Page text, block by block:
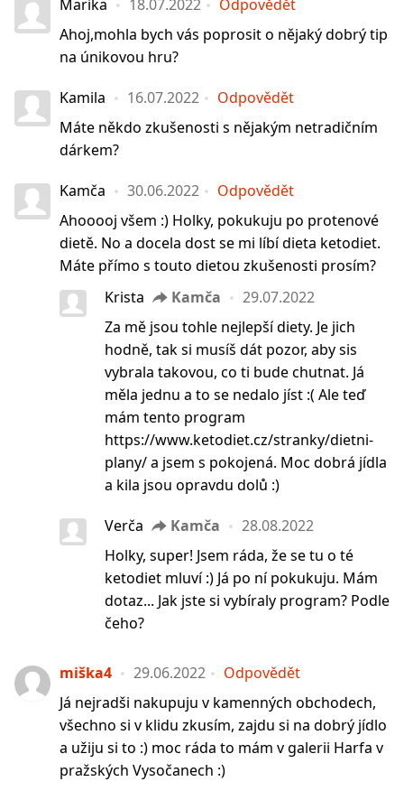
Marika 18.07.2022
Odpovědět
Ahoj,mohla bych vás poprosit o nějaký dobrý tip
na únikovou hru?
Kamila 16.07.2022
Odpovědět
Máte někdo zkušenosti s nějakým netradičním
dárkem?
Kamča 30.06.2022
Odpovědět
Ahooooj všem :) Holky, pokukuju po protenové
dietě. No a docela dost se mi líbí dieta ketodiet.
Máte přímo s touto dietou zkušenosti prosím?
Krista
Kamča
29.07.2022
Za mě jsou tohle nejlepší diety. Je jich
hodně, tak si musíš dát pozor, aby sis
vybrala takovou, co ti bude chutnat. Já
měla jednu a to se nedalo jíst :( Ale teď
mám tento program
https://www.ketodiet.cz/stranky/dietni-
plany/ a jsem s pokojená. Moc dobrá jídla
a kila jsou opravdu dolů :)
Verča Kamča
28.08.2022
Holky, super! Jsem ráda, že se tu o té
ketodiet mluví :) Já po ní pokukuju. Mám
dotaz... Jak jste si vybíraly program? Podle
čeho?
miška4 29.06.2022
Odpovědět
Já nejradši nakupuju v kamenných obchodech,
všechno si v klidu zkusím, zajdu si na dobrý jídlo
a užiju si to :) moc ráda to mám v galerii Harfa v
pražských Vysočanech :)